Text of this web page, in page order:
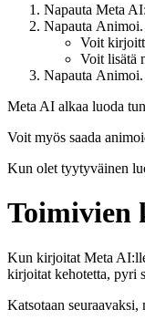
Napauta Meta
Napauta Animoi.
Voit
Voit lisätä
Napauta Animoi.
Meta AI alkaa luoda
Voit myös saada
Kun olet tyytyväinen
Toimivien
Kun kirjoitat Meta
kirjoitat kehotetta, pyri
Katsotaan